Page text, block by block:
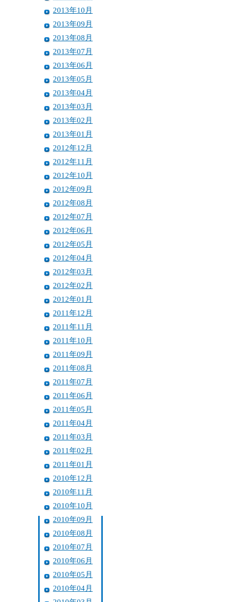
2013年10月
2013年09月
2013年08月
2013年07月
2013年06月
2013年05月
2013年04月
2013年03月
2013年02月
2013年01月
2012年12月
2012年11月
2012年10月
2012年09月
2012年08月
2012年07月
2012年06月
2012年05月
2012年04月
2012年03月
2012年02月
2012年01月
2011年12月
2011年11月
2011年10月
2011年09月
2011年08月
2011年07月
2011年06月
2011年05月
2011年04月
2011年03月
2011年02月
2011年01月
2010年12月
2010年11月
2010年10月
2010年09月
2010年08月
2010年07月
2010年06月
2010年05月
2010年04月